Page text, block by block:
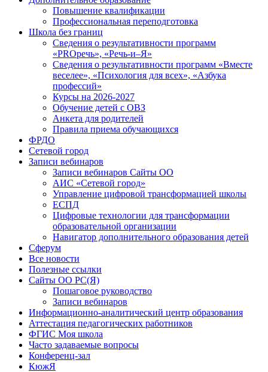
Повышение квалификации
Профессиональная переподготовка
Школа без границ
Сведения о результативности программ
«PROречь», «Речь-и–Я»
Сведения о результативности программ «Вместе
веселее», «Психология для всех», «Азбука
профессий»
Курсы на 2026-2027
Обучение детей с ОВЗ
Анкета для родителей
Правила приема обучающихся
ФРДО
Сетевой город
Записи вебинаров
Записи вебинаров Сайты ОО
АИС «Сетевой город»
Управление цифровой трансформацией школы
ЕСПД
Цифровые технологии для трансформации
образовательной организации
Навигатор дополнительного образования детей
Сферум
Все новости
Полезные ссылки
Сайты ОО РС(Я)
Пошаговое руководство
Записи вебинаров
Информационно-аналитический центр образования
Аттестация педагогических работников
ФГИС Моя школа
Часто задаваемые вопросы
Конференц-зал
КюжЯ